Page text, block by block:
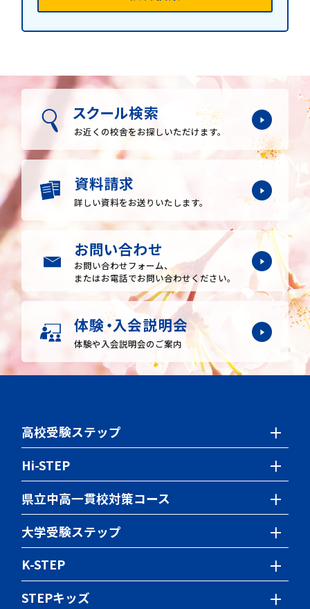
お近くの校舎をお探しいただけます。
詳しい資料をお送りいたします。
お問い合わせフォーム、
またはお電話でお問い合わせください。
体験や入会説明会のご案内
高校受験ステップ
小学生の授業について
中学生の授業について
特別講座
ステップの特色検査対策
海外在住生クラス
Webパンフレット
Hi-STEP
小学生の授業について
中学生の授業について
特別講座
ステップの特色検査対策
Webパンフレット
県立中高一貫校対策コース
学習内容・時間割
大学受験ステップ
学習内容
時間割・満席情報
K-STEP
サポート体制
STEPキッズ